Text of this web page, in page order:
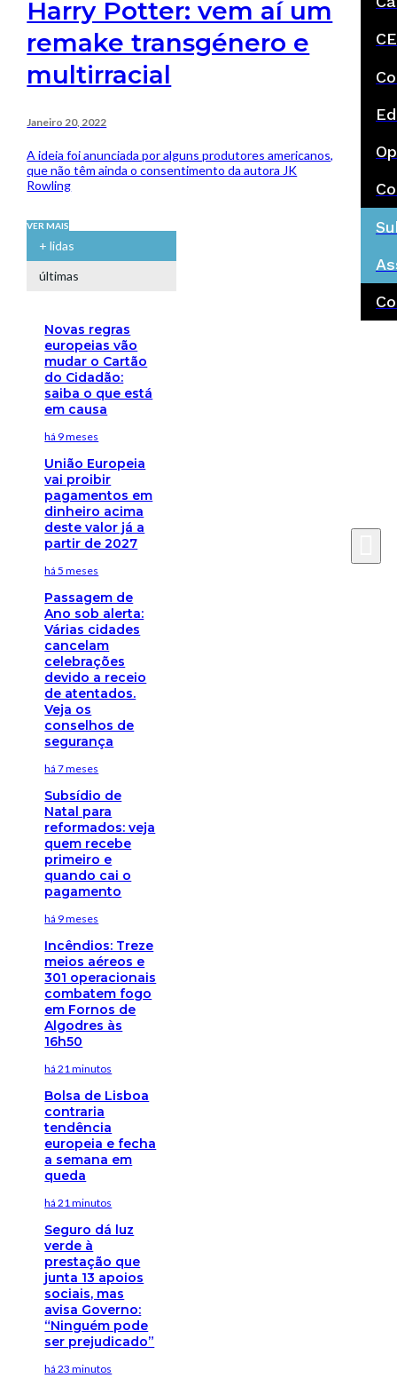
Harry Potter: vem aí um
remake transgénero e
multirracial
Janeiro 20, 2022
A ideia foi anunciada por alguns produtores americanos,
que não têm ainda o consentimento da autora JK
Rowling
VER MAIS
+ lidas
últimas
Novas regras
europeias vão
mudar o Cartão
do Cidadão:
saiba o que está
em causa
há 9 meses
União Europeia
vai proibir
pagamentos em
dinheiro acima
deste valor já a
partir de 2027
há 5 meses
Passagem de
Ano sob alerta:
Várias cidades
cancelam
celebrações
devido a receio
de atentados.
Veja os
conselhos de
segurança
há 7 meses
Subsídio de
Natal para
reformados: veja
quem recebe
primeiro e
quando cai o
pagamento
há 9 meses
Incêndios: Treze
meios aéreos e
301 operacionais
combatem fogo
em Fornos de
Algodres às
16h50
há 21 minutos
Bolsa de Lisboa
contraria
tendência
europeia e fecha
a semana em
queda
há 21 minutos
Seguro dá luz
verde à
prestação que
junta 13 apoios
sociais, mas
avisa Governo:
“Ninguém pode
ser prejudicado”
há 23 minutos